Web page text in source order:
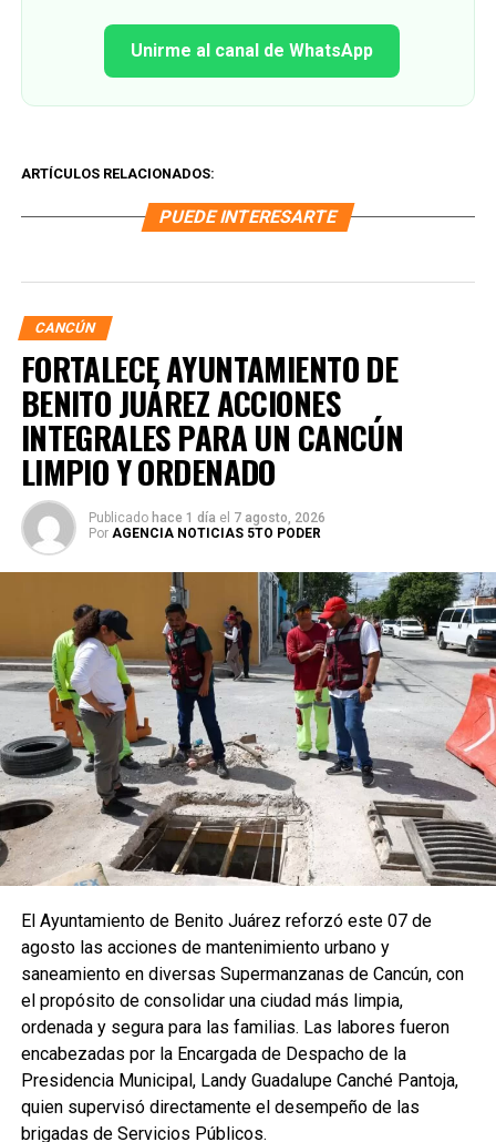
Unirme al canal de WhatsApp
ARTÍCULOS RELACIONADOS:
PUEDE INTERESARTE
CANCÚN
FORTALECE AYUNTAMIENTO DE
BENITO JUÁREZ ACCIONES
INTEGRALES PARA UN CANCÚN
LIMPIO Y ORDENADO
Publicado hace 1 día el 7 agosto, 2026
Por AGENCIA NOTICIAS 5TO PODER
El Ayuntamiento de Benito Juárez reforzó este 07 de
agosto las acciones de mantenimiento urbano y
saneamiento en diversas Supermanzanas de Cancún, con
el propósito de consolidar una ciudad más limpia,
ordenada y segura para las familias. Las labores fueron
encabezadas por la Encargada de Despacho de la
Presidencia Municipal, Landy Guadalupe Canché Pantoja,
quien supervisó directamente el desempeño de las
brigadas de Servicios Públicos.